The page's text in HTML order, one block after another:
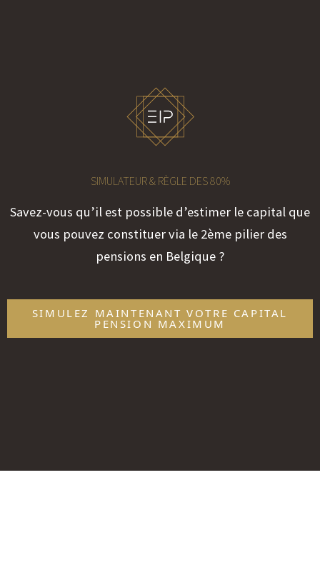
SIMULATEUR & RÈGLE DES 80%
Savez-vous qu’il est possible d’estimer le capital que
vous pouvez constituer via le 2ème pilier des
pensions en Belgique ?
SIMULEZ MAINTENANT VOTRE CAPITAL
PENSION MAXIMUM